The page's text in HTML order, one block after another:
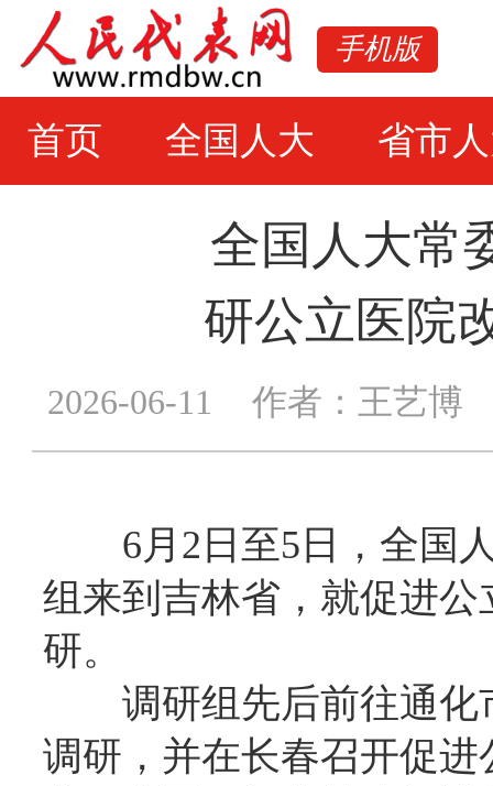
手机版
首页 全国人大 省市
全国人大常
研公立医院
2026-06-11 作者：王艺博
6月2日至5日，全国
组来到吉林省，就促进
研。
调研组先后前往通
调研，并在长春召开促